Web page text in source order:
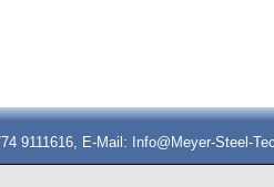
9111616, E-Mail: Info@Meyer-Steel-